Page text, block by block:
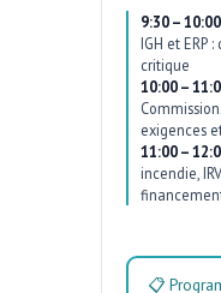
9:30 – 10:00
IGH et ERP
critique
10:00 –
exigences
11:00 –
incendie,
📋